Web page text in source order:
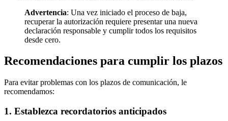
Advertencia: Una vez iniciado el proceso de baja,
recuperar la autorización requiere presentar una nueva
declaración responsable y cumplir todos los requisitos
desde cero.
Recomendaciones para cumplir los plazos
Para evitar problemas con los plazos de comunicación, le
recomendamos:
1. Establezca recordatorios anticipados